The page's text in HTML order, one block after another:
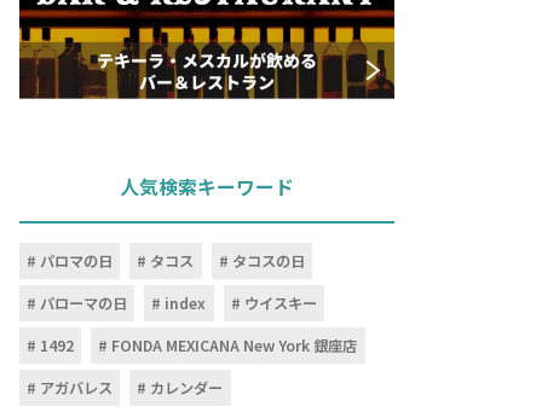
人気検索キーワード
パロマの日 タコス
タコスの日
パローマの日
index
ウイスキー
1492
FONDA MEXICANA New York 銀座店
アガバレス
カレンダー